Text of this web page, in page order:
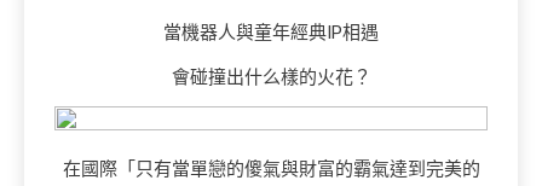
當機器人與童年經典IP相遇
會碰撞出什么樣的火花？
在國際「只有當單戀的傻氣與財富的霸氣達到完美的